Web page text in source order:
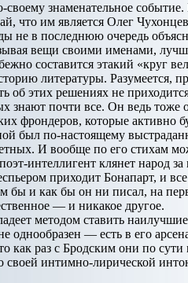
знаменательное
что им является Олег
не в последнюю очередь
вещи своими именами,
составится этакий
литературы. Разумеется,
об этих решениях не
знают почти все. Он ведь
фрондеров, которые
был по-настоящему
И вообще по его стихам
интеллигент клянет народ
приходит Бонапарт, и
бы и как бы он ни писал, на
— и никакое другое.
методом ставить
однообразен — есть в его
как раз с Бродским они по
своей интимно-лирической